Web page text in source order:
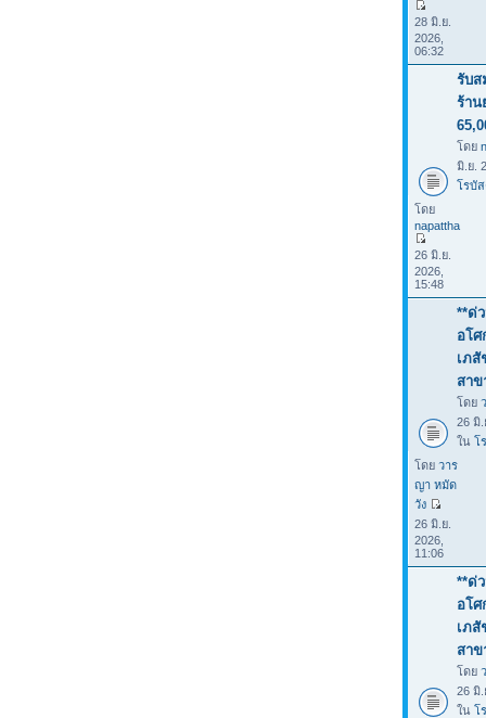
28 มิ.ย.
2026,
06:32
รับส
ร้าน
โดย
มิ.ย.
โรบั
โดย
napattha
26 มิ.ย.
2026,
15:48
**ด่
อโ
เภสั
สาข
โดย
26 มิ.
ใน โ
โดย วาร
ญา หมัด
วัง
26 มิ.ย.
2026,
11:06
**ด่
อโ
เภสั
สาข
โดย
26 มิ.
ใน โ